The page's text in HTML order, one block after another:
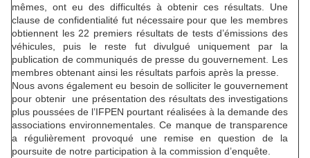
mêmes, ont eu des difficultés à obtenir ces résultats. Une
clause de confidentialité fut nécessaire pour que les membres
obtiennent les 22 premiers résultats de tests d’émissions des
véhicules, puis le reste fut divulgué uniquement par la
publication de communiqués de presse du gouvernement. Les
membres obtenant ainsi les résultats parfois après la presse.
Nous avons également eu besoin de solliciter le gouvernement
pour obtenir une présentation des résultats des investigations
plus poussées de l’IFPEN pourtant réalisées à la demande des
associations environnementales. Ce manque de transparence
a régulièrement provoqué une remise en question de la
poursuite de notre participation à la commission d’enquête.